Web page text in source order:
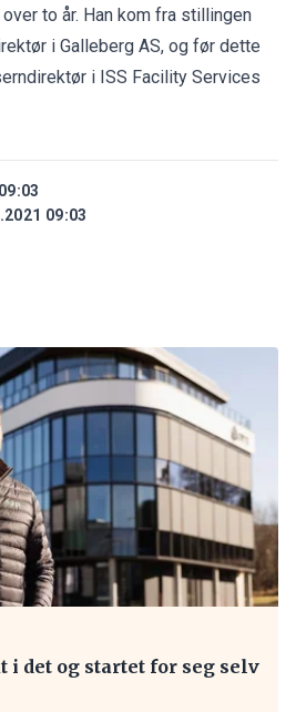
to år. Han kom fra stillingen
i Galleberg AS, og før dette
i ISS Facility Services
09:03
i det og startet for seg selv